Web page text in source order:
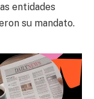
entidades
su mandato.